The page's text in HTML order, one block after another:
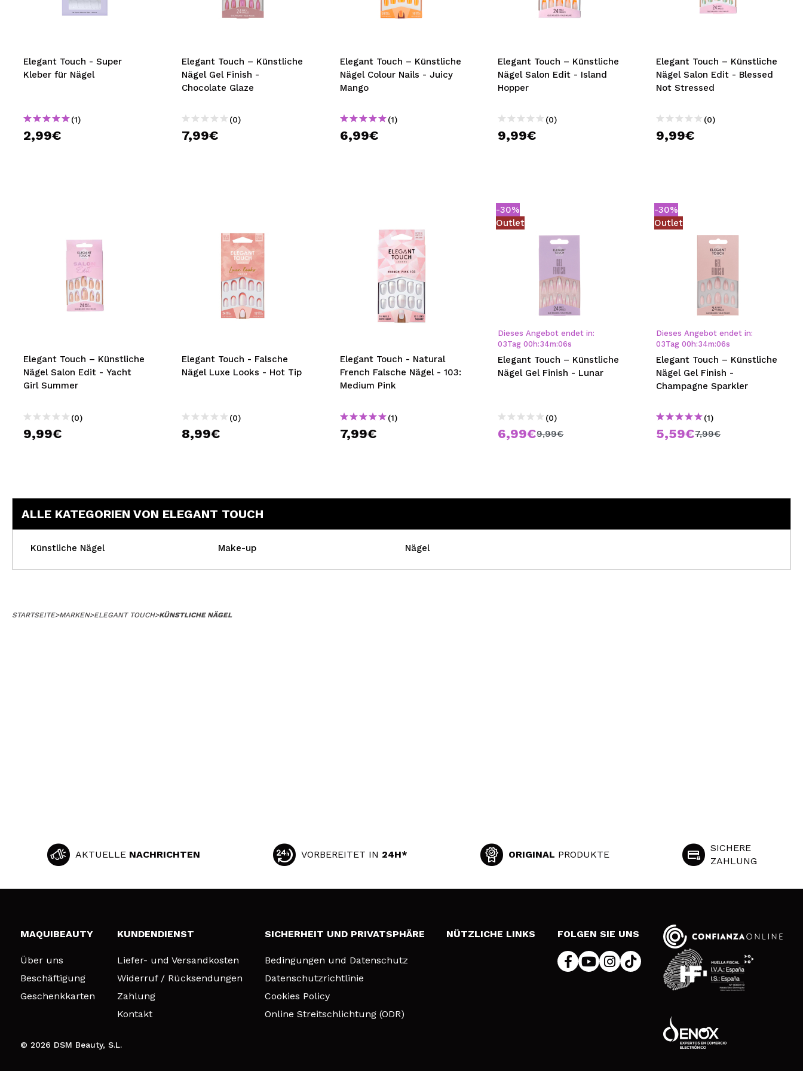
MAQUIFARMA
TRAVEL SIZE
SPECIALS
bisherigen Vorgänge einsehen.
BENUTZERKONTO ERSTELLEN
Elegant Touch - Super
Kleber für Nägel
(1)
2,99€
Elegant Touch – Künstliche
Nägel Gel Finish -
Chocolate Glaze
(0)
7,99€
Elegant Touch – Künstliche
Nägel Colour Nails - Juicy
Mango
(1)
6,99€
Elegant Touch – Künstliche
Nägel Salon Edit - Island
Hopper
(0)
9,99€
Elegant Touch – Künstliche
Nägel Salon Edit - Blessed
Not Stressed
(0)
9,99€
Elegant Touch – Künstliche
Nägel Salon Edit - Yacht
Girl Summer
(0)
9,99€
Elegant Touch - Falsche
Nägel Luxe Looks - Hot Tip
(0)
8,99€
Elegant Touch - Natural
French Falsche Nägel - 103:
Medium Pink
(1)
7,99€
-30%
Outlet
Dieses Angebot endet in:
03Tag 00 h:34m:06s
Elegant Touch – Künstliche
Nägel Gel Finish - Lunar
(0)
6,99€9,99€
-30%
Outlet
Dieses Angebot endet in:
03Tag 00 h:34m:06s
Elegant Touch – Künstliche
Nägel Gel Finish -
Champagne Sparkler
(1)
5,59€7,99€
ALLE KATEGORIEN VON ELEGANT TOUCH
Künstliche Nägel Make-up Nägel
STARTSEITE>MARKEN>ELEGANT TOUCH>KÜNSTLICHE NÄGEL
AKTUELLE NACHRICHTEN VORBEREITET IN 24H* ORIGINAL PRODUKTE
SICHERE
ZAHLUNG
MAQUIBEAUTY
Über uns
Beschäftigung
Geschenkkarten
KUNDENDIENST
Liefer- und Versandkosten
Widerruf / Rücksendungen
Zahlung
Kontakt
SICHERHEIT UND PRIVATSPHÄRE
Bedingungen und Datenschutz
Datenschutzrichtlinie
Cookies Policy
Online Streitschlichtung (ODR)
NÜTZLICHE LINKS FOLGEN SIE UNS
© 2026 DSM Beauty, S.L.